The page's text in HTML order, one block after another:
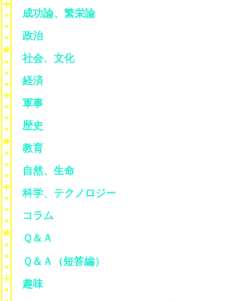
成功論、繁栄論
政治
社会、文化
経済
軍事
歴史
教育
自然、生命
科学、テクノロジー
コラム
Ｑ＆Ａ
Ｑ＆Ａ（短答編）
趣味